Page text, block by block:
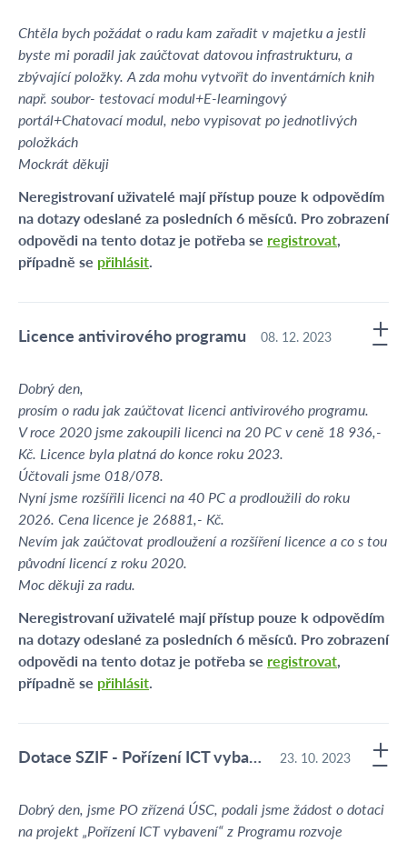
Chtěla bych požádat o radu kam zařadit v majetku a jestli
byste mi poradil jak zaúčtovat datovou infrastrukturu, a
zbývající položky. A zda mohu vytvořit do inventárních knih
např. soubor- testovací modul+E-learningový
portál+Chatovací modul, nebo vypisovat po jednotlivých
položkách
Mockrát děkuji
Neregistrovaní uživatelé mají přístup pouze k odpovědím
na dotazy odeslané za posledních 6 měsíců. Pro zobrazení
odpovědi na tento dotaz je potřeba se registrovat,
případně se přihlásit.
Licence antivirového programu 08. 12. 2023
Dobrý den,
prosím o radu jak zaúčtovat licenci antivirového programu.
V roce 2020 jsme zakoupili licenci na 20 PC v ceně 18 936,-
Kč. Licence byla platná do konce roku 2023.
Účtovali jsme 018/078.
Nyní jsme rozšířili licenci na 40 PC a prodloužili do roku
2026. Cena licence je 26881,- Kč.
Nevím jak zaúčtovat prodloužení a rozšíření licence a co s tou
původní licencí z roku 2020.
Moc děkuji za radu.
Neregistrovaní uživatelé mají přístup pouze k odpovědím
na dotazy odeslané za posledních 6 měsíců. Pro zobrazení
odpovědi na tento dotaz je potřeba se registrovat,
případně se přihlásit.
Dotace SZIF - Pořízení ICT vybavení 23. 10. 2023
Dobrý den, jsme PO zřízená ÚSC, podali jsme žádost o dotaci
na projekt „Pořízení ICT vybavení“ z Programu rozvoje